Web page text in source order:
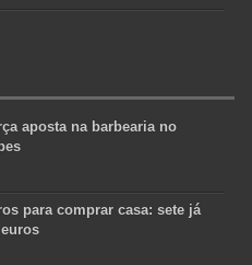
aposta na barbearia no
para comprar casa: sete já